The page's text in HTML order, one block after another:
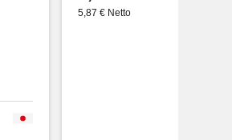
5,87 € Netto